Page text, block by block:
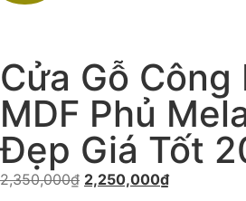
Cửa Gỗ Công
MDF Phủ
Đẹp Giá Tốt
2,350,000₫ 2,250,000₫